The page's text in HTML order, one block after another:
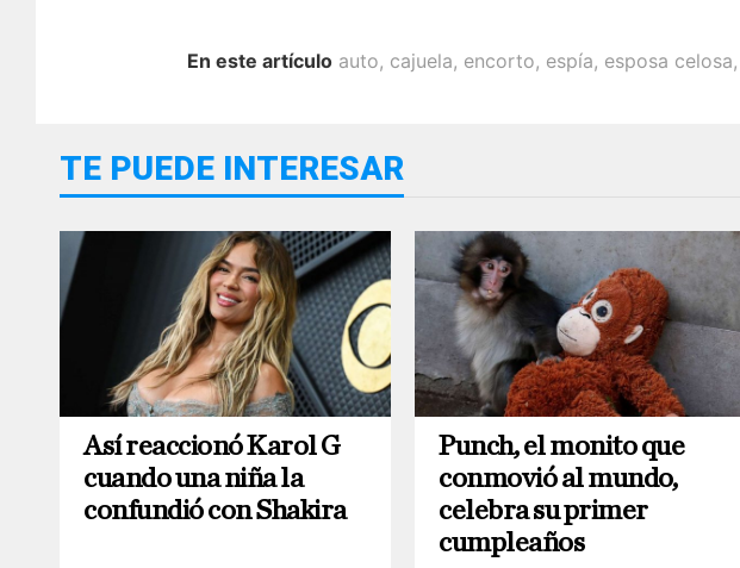
En este artículo auto, cajuela, encorto, espía, esposa celosa,
TE PUEDE INTERESAR
Así reaccionó Karol G
cuando una niña la
confundió con Shakira
Punch, el monito que
conmovió al mundo,
celebra su primer
cumpleaños